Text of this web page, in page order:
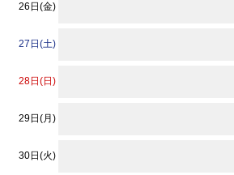
26日(金)
27日(土)
28日(日)
29日(月)
30日(火)